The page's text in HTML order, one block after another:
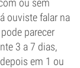
ou sem
ouviste falar na
parecer
3 a 7 dias,
em 1 ou